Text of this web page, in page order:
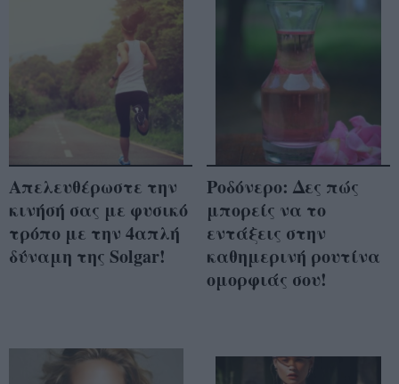
Απελευθέρωστε την
κινήσή σας με φυσικό
τρόπο με την 4απλή
δύναμη της Solgar!
Ροδόνερο: Δες πώς
μπορείς να το
εντάξεις στην
καθημερινή ρουτίνα
ομορφιάς σου!